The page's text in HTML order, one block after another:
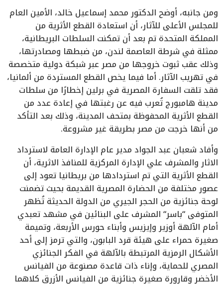
ومن جانبه، أوضح الدكتور محمد إسماعيل خالد، الأمين العام
للمجلس الأعلى للآثار، أن استعادة القطع الأثرية من
المملكة المتحدة تم بعد أن تمكنت السلطات البريطانية،
ممثلة في شرطة العاصمة لندن، من ضبطها ومصادرتها،
وذلك عقب ثبوت خروجها من مصر عبر شبكة دولية متخصصة
في تهريب الآثار. أما فيما يخص القطع المستردة من ألمانيا،
فقد تلقت السفارة المصرية في برلين إخطارًا من سلطات
مدينة هامبورج تُعرب فيه عن رغبتها في إعادة عدد من
القطع الأثرية المحفوظة بمتحف المدينة، وذلك بعد التأكد
من أنها خرجت من مصر بطريقة غير مشروعة.
وأفاد شعبان عبد الجواد مدير عام الإدارة العامة لاسترداد
الاثار والمشرف علي الإدارة المركزية للمنافذ الاثرية، أن
القطع الأثرية التي تم استردادها من بريطانيا تعود إلى
عصور مختلفة من الحضارة المصرية القديمة بحيث تضمنت
لوحة جنائزية من الحجر الجيري من الدولة الحديثة تُظهر
المتوفى “باسر“ المشرف على البنائين في مشهد تعبدي
أمام الآلهة أوزير وإيزيس وأبناء حورس الأربعة، وتميمة
صغيرة حمراء على هيئة قرد البابون، والتي ترمز إلى أحد
الأشكال الرمزية المرتبطة بالآلهة في الفكر الجنائزي
المصري للحماية، وإناء ذات قاعدة مصنوعة من الفيانس
الأخضر وقارورة صغيرة جنائزية من الفيانس الأزرق كلاهما